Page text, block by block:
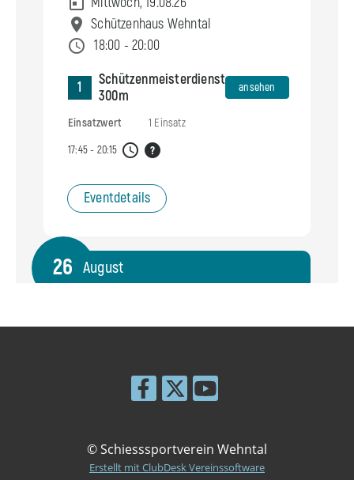
© Schiesssportverein Wehntal
Erstellt mit ClubDesk Vereinssoftware